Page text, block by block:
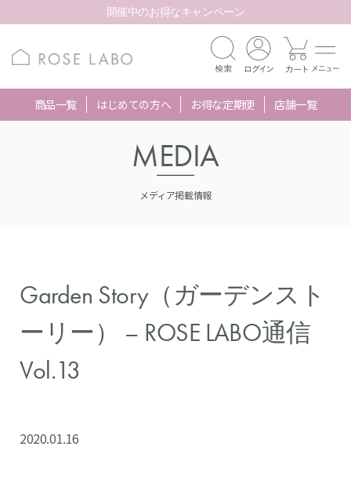
開催中のお得なキャンペーン
商品一覧 はじめての方へ お得な定期便 店舗一覧
MEDIA
メディア掲載情報
Garden Story（ガーデンスト
ーリー） – ROSE LABO通信
Vol.13
2020.01.16